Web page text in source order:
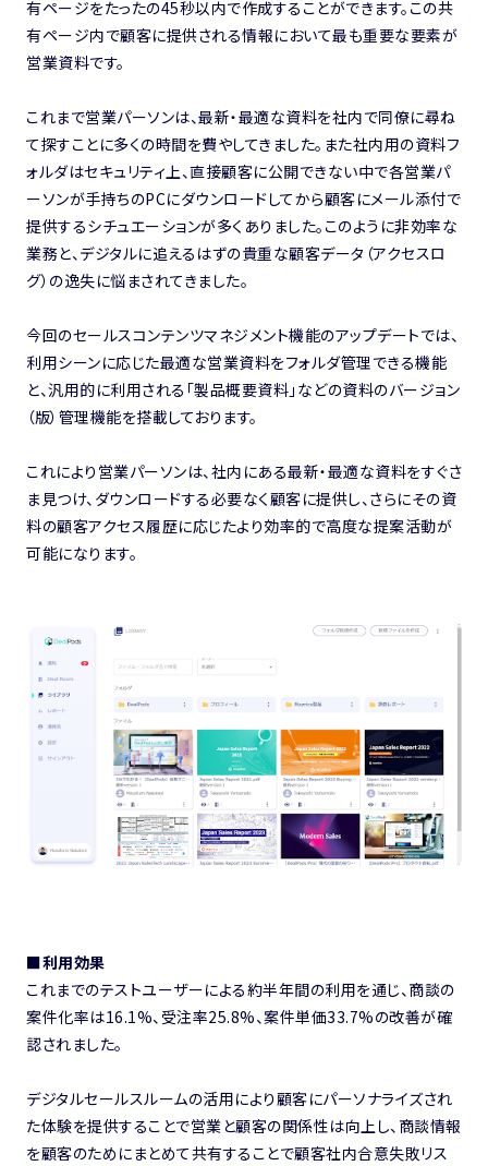
有ページをたったの45秒以内で作成することができます。この共
有ページ内で顧客に提供される情報において最も重要な要素が
営業資料です。
これまで営業パーソンは、最新・最適な資料を社内で同僚に尋ね
て探すことに多くの時間を費やしてきました。また社内用の資料フ
ォルダはセキュリティ上、直接顧客に公開できない中で各営業パ
ーソンが手持ちのPCにダウンロードしてから顧客にメール添付で
提供するシチュエーションが多くありました。このように非効率な
業務と、デジタルに追えるはずの貴重な顧客データ（アクセスロ
グ）の逸失に悩まされてきました。
今回のセールスコンテンツマネジメント機能のアップデートでは、
利用シーンに応じた最適な営業資料をフォルダ管理できる機能
と、汎用的に利用される「製品概要資料」などの資料のバージョン
（版）管理機能を搭載しております。
これにより営業パーソンは、社内にある最新・最適な資料をすぐさ
ま見つけ、ダウンロードする必要なく顧客に提供し、さらにその資
料の顧客アクセス履歴に応じたより効率的で高度な提案活動が
可能になります。
■利用効果
これまでのテストユーザーによる約半年間の利用を通じ、商談の
案件化率は16.1%、受注率25.8%、案件単価33.7%の改善が確
認されました。
デジタルセールスルームの活用により顧客にパーソナライズされ
た体験を提供することで営業と顧客の関係性は向上し、商談情報
を顧客のためにまとめて共有することで顧客社内合意失敗リス